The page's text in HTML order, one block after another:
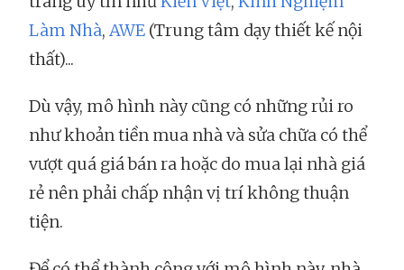
Làm Nhà, AWE (Trung tâm dạy thiết kế nội
thất)...
Dù vậy, mô hình này cũng có những rủi ro
như khoản tiền mua nhà và sửa chữa có thể
vượt quá giá bán ra hoặc do mua lại nhà giá
rẻ nên phải chấp nhận vị trí không thuận
tiện.